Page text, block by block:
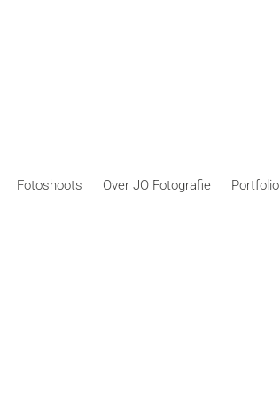
Fotoshoots Over JO Fotografie Portfolio